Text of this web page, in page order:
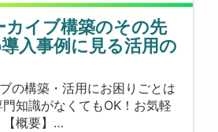
カイブ構築のその先
入事例に見る活用の
の構築・活用にお困りごとは
知識がなくてもOK！お気軽
【概要】…